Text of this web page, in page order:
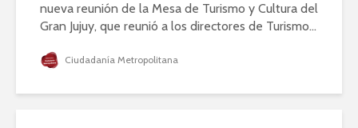
nueva reunión de la Mesa de Turismo y Cultura del
Gran Jujuy, que reunió a los directores de Turismo...
Ciudadanía Metropolitana